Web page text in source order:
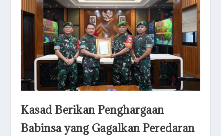
Kasad Berikan Penghargaan
Babinsa yang Gagalkan Peredaran